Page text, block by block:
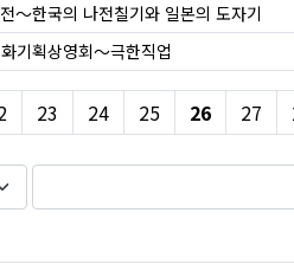
～한국의 나전칠기와 일본의 도자기
기획상영회～극한직업
23 24 25 26 27